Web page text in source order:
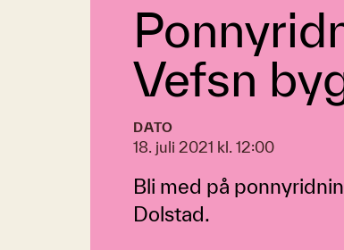
Vefsn
DATO
18. juli 2021 kl. 12:00
Bli med på
Dolstad.